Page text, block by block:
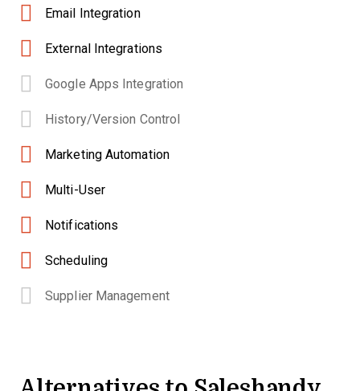
Email Integration
External Integrations
Google Apps Integration
History/Version Control
Marketing Automation
Multi-User
Notifications
Scheduling
Supplier Management